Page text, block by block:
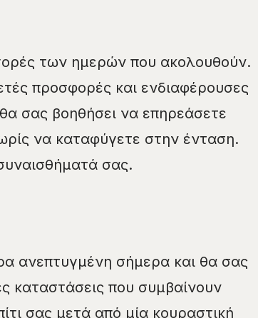
των ημερών που ακολουθούν.
προσφορές και ενδιαφέρουσες
σας βοηθήσει να επηρεάσετε
να καταφύγετε στην ένταση.
σας.
ανεπτυγμένη σήμερα και θα σας
καταστάσεις που συμβαίνουν
σας μετά από μία κουραστική